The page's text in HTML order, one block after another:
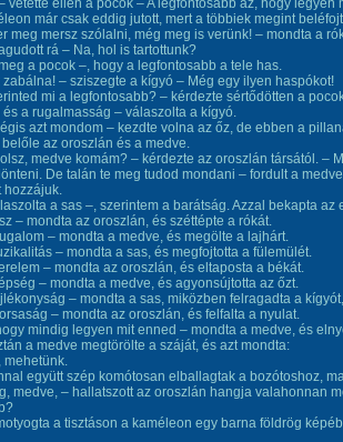
vetette ellen a pocok – A legfontosabb az, hogy legyen
már csak eddig jutott, mert a többiek megint
meg mersz szólalni, még meg is verünk! – mondta a
rá – Na, hol is tartottunk?
a pocok –, hogy a legfontosabb a tele has.
– sziszegte a kígyó – Még egy ilyen haspókot!
mi a legfontosabb? – kérdezte sértődötten a
a rugalmasság – válaszolta a kígyó.
azt mondom – kezdte volna az őz, de ebben a
az oroszlán és a medve.
medve komám? – kérdezte az oroszlán társától. –
De talán te meg tudod mondani – fordult a
hozzájuk.
a sas –, szerintem a barátság. Azzal bekapta az
– mondta az oroszlán, és széttépte a rókát.
– mondta a medve, és megölte a lajhárt.
– mondta a sas, és megfojtotta a fülemülét.
– mondta az oroszlán, és eltaposta a békát.
– mondta a medve, és agyonsújtotta az őzt.
– mondta a sas, miközben felragadta a
– mondta az oroszlán, és felfalta a nyulat.
mindig legyen mit enned – mondta a medve, és
a medve megtörölte a száját, és azt mondta:
mehetünk.
együtt szép komótosan elballagtak a bozótoshoz,
medve, – hallatszott az oroszlán hangja valahonnan
a tisztáson a kaméleon egy barna földrög